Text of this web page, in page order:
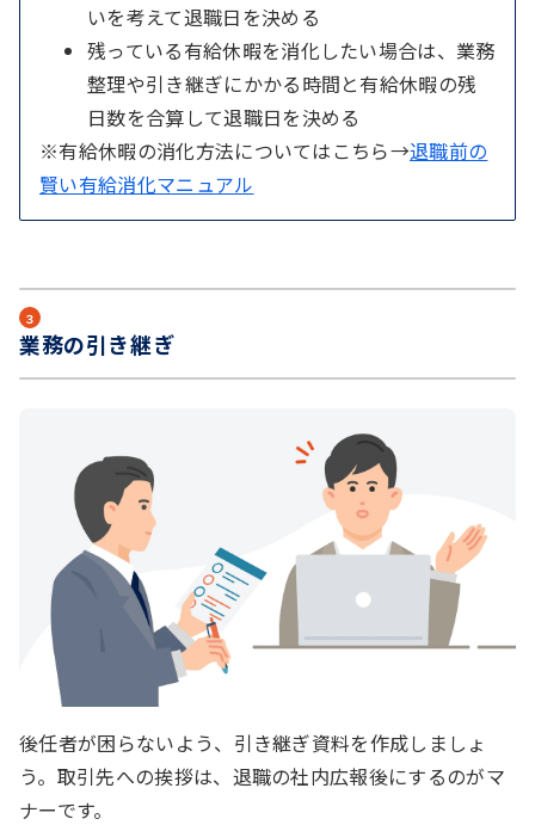
いを考えて退職日を決める
残っている有給休暇を消化したい場合は、業務
整理や引き継ぎにかかる時間と有給休暇の残
日数を合算して退職日を決める
※有給休暇の消化方法についてはこちら→退職前の
賢い有給消化マニュアル
３
業務の引き継ぎ
後任者が困らないよう、引き継ぎ資料を作成しましょ
う。取引先への挨拶は、退職の社内広報後にするのがマ
ナーです。